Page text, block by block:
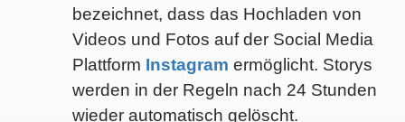
bezeichnet, dass das Hochladen von
Videos und Fotos auf der Social Media
Plattform Instagram ermöglicht. Storys
werden in der Regeln nach 24 Stunden
wieder automatisch gelöscht.